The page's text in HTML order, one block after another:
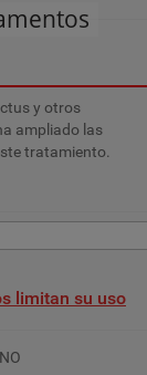
y otros
ampliado las
tratamiento.
limitan su uso